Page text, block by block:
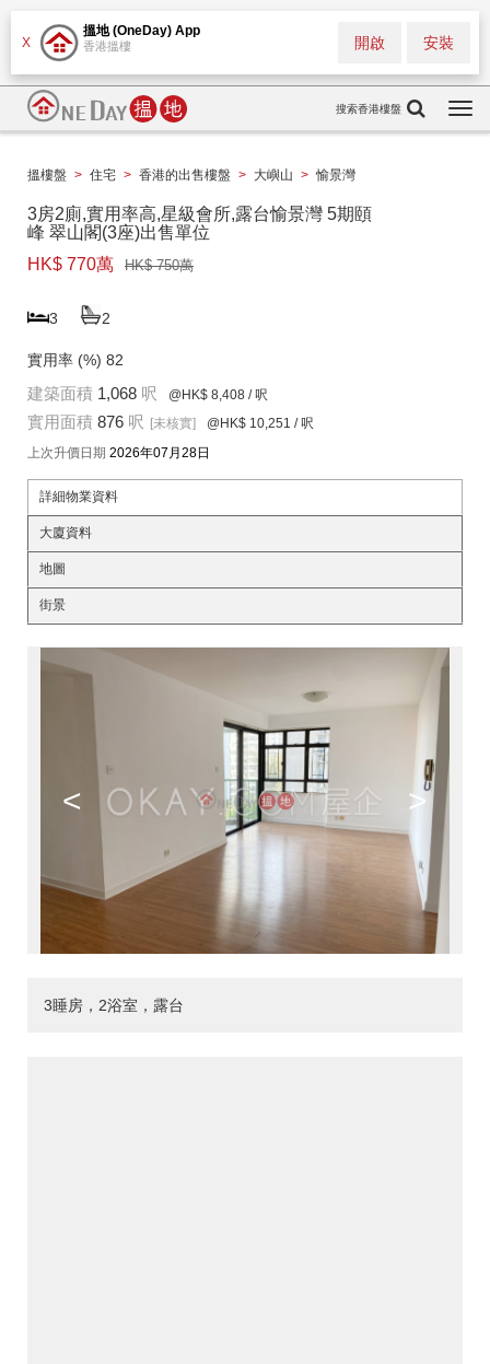
X
搵地 (OneDay) App
香港搵樓 安裝
開啟
搜索香港樓盤
搵樓盤 > 住宅 > 香港的出售樓盤 > 大嶼山 > 愉景灣
3房2廁,實用率高,星級會所,露台愉景灣 5期頤
峰 翠山閣(3座)出售單位
HK$ 770萬
HK$ 750萬
3 2
實用率 (%) 82
建築面積 1,068 呎 @HK$ 8,408 / 呎
實用面積 876 呎 [未核實] @HK$ 10,251 / 呎
上次升價日期 2026年07月28日
詳細物業資料
大廈資料
地圖
街景
< >
3睡房，2浴室，露台